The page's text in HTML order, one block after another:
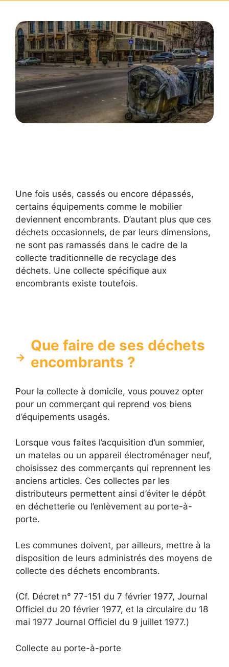
Une fois usés, cassés ou encore dépassés,
certains équipements comme le mobilier
deviennent encombrants. D’autant plus que ces
déchets occasionnels, de par leurs dimensions,
ne sont pas ramassés dans le cadre de la
collecte traditionnelle de recyclage des
déchets. Une collecte spécifique aux
encombrants existe toutefois.
Que faire de ses déchets
encombrants ?
Pour la collecte à domicile, vous pouvez opter
pour un commerçant qui reprend vos biens
d’équipements usagés.
Lorsque vous faites l’acquisition d’un sommier,
un matelas ou un appareil électroménager neuf,
choisissez des commerçants qui reprennent les
anciens articles. Ces collectes par les
distributeurs permettent ainsi d’éviter le dépôt
en déchetterie ou l’enlèvement au porte-à-
porte.
Les communes doivent, par ailleurs, mettre à la
disposition de leurs administrés des moyens de
collecte des déchets encombrants.
(Cf. Décret n° 77-151 du 7 février 1977, Journal
Officiel du 20 février 1977, et la circulaire du 18
mai 1977 Journal Officiel du 9 juillet 1977.)
Collecte au porte-à-porte